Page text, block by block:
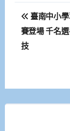
文
章
導
臺南中小
賽登場 千名
技